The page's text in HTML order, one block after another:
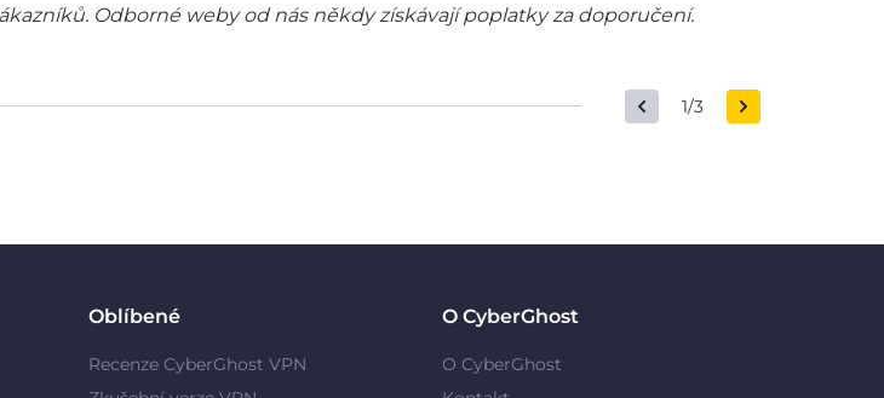
Odborné weby od nás někdy získávají poplatky za doporučení.
1/3
Oblíbené
Recenze CyberGhost VPN
O CyberGhost
O CyberGhost